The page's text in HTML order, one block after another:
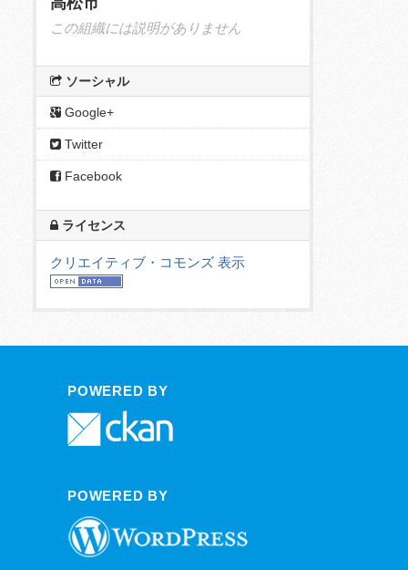
この組織には説明がありません
ソーシャル
Google+
Twitter
Facebook
ライセンス
クリエイティブ・コモンズ 表示
POWERED BY
POWERED BY